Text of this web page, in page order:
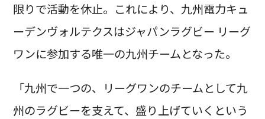
限りで活動を休止。これにより、九州電力キュ
ーデンヴォルテクスはジャパンラグビー リーグ
ワンに参加する唯一の九州チームとなった。
「九州で一つの、リーグワンのチームとして九
州のラグビーを支えて、盛り上げていくという